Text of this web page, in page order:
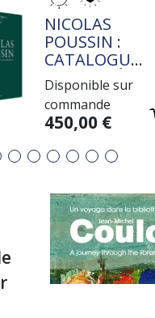
TITRE
NICOLAS
POUSSIN :
CATALOGUE
RAISONNÉ
DE L'OEUVRE
PEINT
Disponible sur
commande
Variations
450,00 €